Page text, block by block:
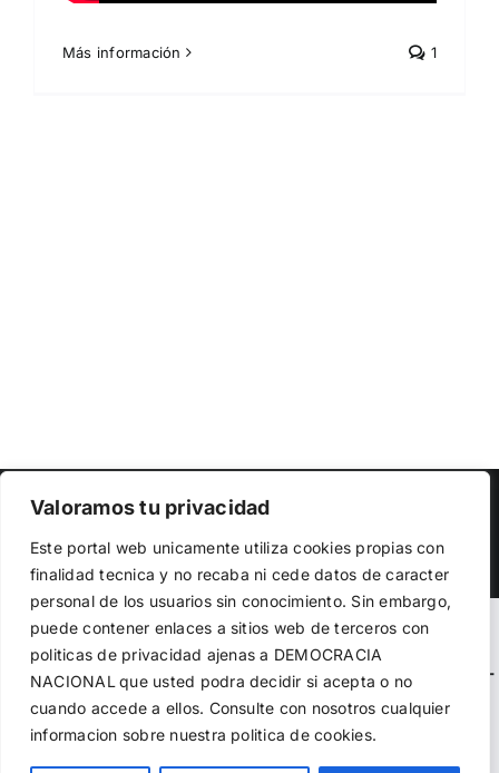
Valoramos tu privacidad
Este portal web unicamente utiliza cookies propias con
finalidad tecnica y no recaba ni cede datos de caracter
personal de los usuarios sin conocimiento. Sin embargo,
puede contener enlaces a sitios web de terceros con
politicas de privacidad ajenas a DEMOCRACIA
NACIONAL que usted podra decidir si acepta o no
cuando accede a ellos. Consulte con nosotros cualquier
informacion sobre nuestra politica de cookies.
Más información 1
Copyright 2023 | Democracia Nacional
Facebook
TwitterInstagram
Warning
: Undefined variable $visibility_homepage in
/home/demopwcr/public_html/wp-content/plugins/kn-
mobile-sharebar/kn_mobile_sharebar.php on line71
Warning: Undefined variable $visibility_page in
el funcionamiento de la web, medir su uso y mejorar
nuestros servicios. Puede aceptar todas las cookies,
rechazar las no necesarias o configurar sus preferencias.
Política de cookies
Aceptar todo
Rechazar